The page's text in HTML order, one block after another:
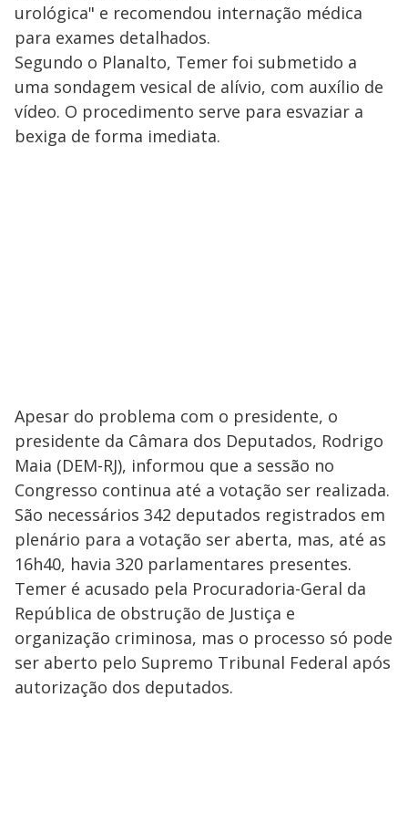
urológica" e recomendou internação médica
para exames detalhados.
Segundo o Planalto, Temer foi submetido a
uma sondagem vesical de alívio, com auxílio de
vídeo. O procedimento serve para esvaziar a
bexiga de forma imediata.
Apesar do problema com o presidente, o
presidente da Câmara dos Deputados, Rodrigo
Maia (DEM-RJ), informou que a sessão no
Congresso continua até a votação ser realizada.
São necessários 342 deputados registrados em
plenário para a votação ser aberta, mas, até as
16h40, havia 320 parlamentares presentes.
Temer é acusado pela Procuradoria-Geral da
República de obstrução de Justiça e
organização criminosa, mas o processo só pode
ser aberto pelo Supremo Tribunal Federal após
autorização dos deputados.